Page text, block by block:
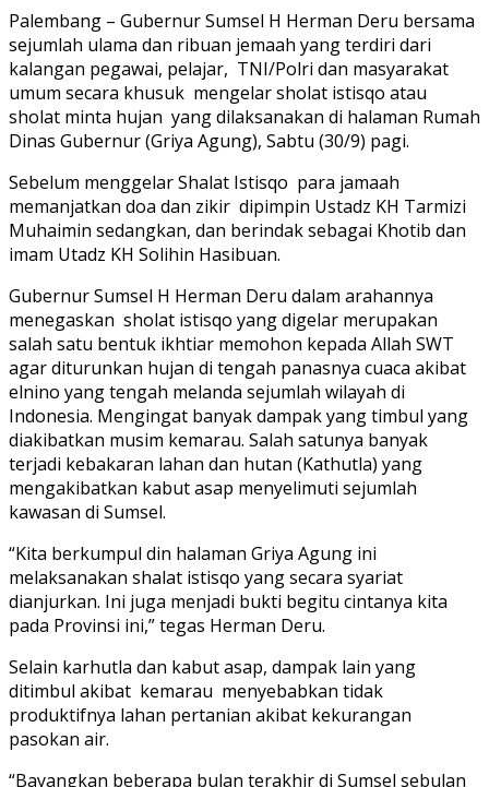
Palembang – Gubernur Sumsel H Herman Deru bersama
sejumlah ulama dan ribuan jemaah yang terdiri dari
kalangan pegawai, pelajar, TNI/Polri dan masyarakat
umum secara khusuk mengelar sholat istisqo atau
sholat minta hujan yang dilaksanakan di halaman Rumah
Dinas Gubernur (Griya Agung), Sabtu (30/9) pagi.
Sebelum menggelar Shalat Istisqo para jamaah
memanjatkan doa dan zikir dipimpin Ustadz KH Tarmizi
Muhaimin sedangkan, dan berindak sebagai Khotib dan
imam Utadz KH Solihin Hasibuan.
Gubernur Sumsel H Herman Deru dalam arahannya
menegaskan sholat istisqo yang digelar merupakan
salah satu bentuk ikhtiar memohon kepada Allah SWT
agar diturunkan hujan di tengah panasnya cuaca akibat
elnino yang tengah melanda sejumlah wilayah di
Indonesia. Mengingat banyak dampak yang timbul yang
diakibatkan musim kemarau. Salah satunya banyak
terjadi kebakaran lahan dan hutan (Kathutla) yang
mengakibatkan kabut asap menyelimuti sejumlah
kawasan di Sumsel.
“Kita berkumpul din halaman Griya Agung ini
melaksanakan shalat istisqo yang secara syariat
dianjurkan. Ini juga menjadi bukti begitu cintanya kita
pada Provinsi ini,” tegas Herman Deru.
Selain karhutla dan kabut asap, dampak lain yang
ditimbul akibat kemarau menyebabkan tidak
produktifnya lahan pertanian akibat kekurangan
pasokan air.
“Bayangkan beberapa bulan terakhir di Sumsel sebulan